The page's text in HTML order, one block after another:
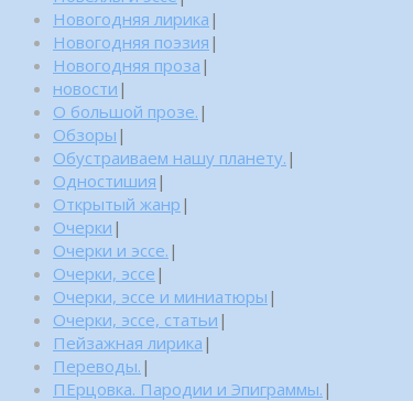
Новогодняя лирика |
Новогодняя поэзия |
Новогодняя проза |
новости |
О большой прозе. |
Обзоры |
Обустраиваем нашу планету. |
Одностишия |
Открытый жанр |
Очерки |
Очерки и эссе. |
Очерки, эссе |
Очерки, эссе и миниатюры |
Очерки, эссе, статьи |
Пейзажная лирика |
Переводы. |
ПЕрцовка. Пародии и Эпиграммы. |